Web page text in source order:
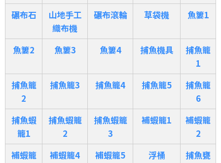
碾布石
山地手工
織布機
碾布滾輪 草袋機 魚簍1
魚簍2 魚簍3 魚簍4 捕魚機具
捕魚籠
1
捕魚籠
2
捕魚籠3 捕魚籠4 捕魚籠5
捕魚籠
6
捕魚蝦
籠1
捕魚蝦籠
2
捕魚蝦籠
3
補蝦籠1
補蝦籠
2
補蝦籠
補蝦籠4 補蝦籠5 浮桶 捕魚甕